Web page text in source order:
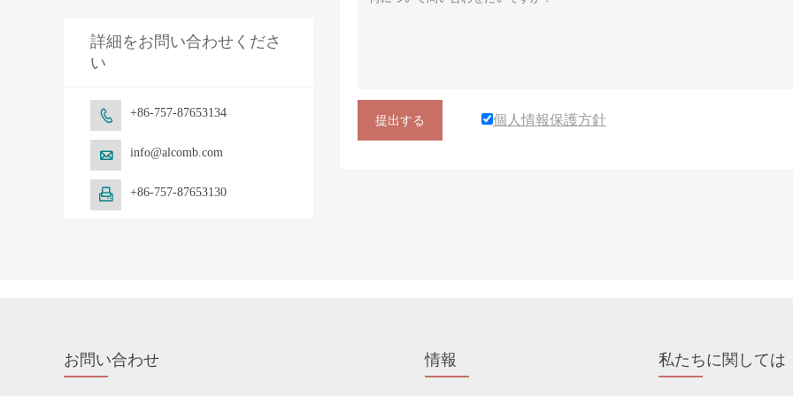
提出する 個人情報保護方針
詳細をお問い合わせくださ
い
 +86-757-87653134
 info@alcomb.com
 +86-757-87653130
お問い合わせ 情報 私たちに関しては